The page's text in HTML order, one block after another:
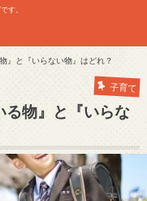
す。
』と『いらない物』はどれ？
子育て
る物』と『いらな